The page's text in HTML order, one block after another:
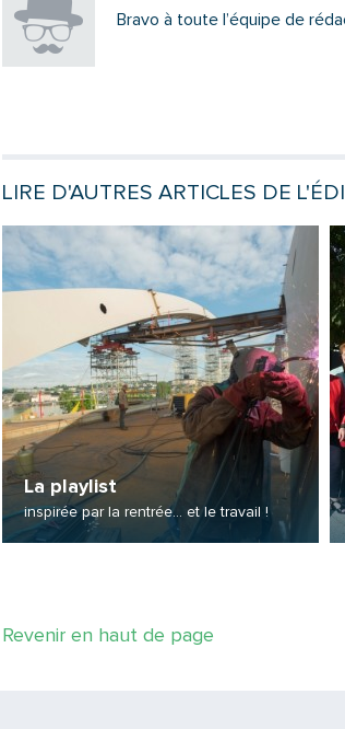
Bravo à toute l’équipe de
LIRE D'AUTRES ARTICLES DE
Lire la suite
La playlist
inspirée par la rentrée... et le travail !
Revenir en haut de page